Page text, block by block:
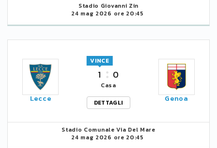
Stadio Giovanni Zin
24 mag 2026 ore 20:45
Lecce
1
VINCE
0
Casa
DETTAGLI
Genoa
Stadio Comunale Via Del Mare
24 mag 2026 ore 20:45